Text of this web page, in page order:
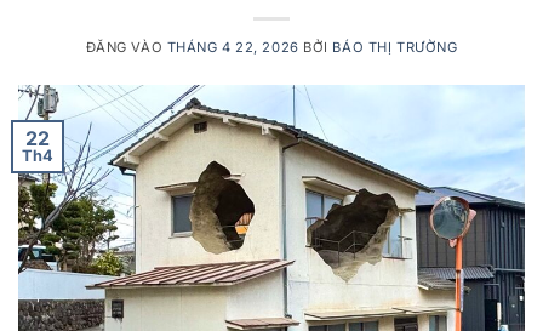
ĐĂNG VÀO THÁNG 4 22, 2026 BỞI BÁO THỊ TRƯỜNG
22
Th4